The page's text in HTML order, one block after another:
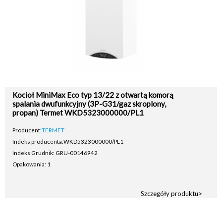
Kocioł MiniMax Eco typ 13/22 z otwartą komorą
spalania dwufunkcyjny (3P-G31/gaz skroplony,
propan) Termet WKD5323000000/PL1
Producent:TERMET
Indeks producenta:WKD5323000000/PL1
Indeks Grudnik: GRU-00146942
Opakowania: 1
Szczegóły produktu>